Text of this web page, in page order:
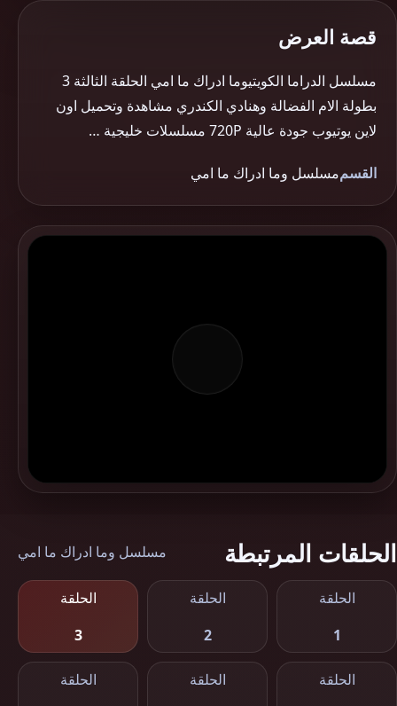
قصة العرض
مسلسل الدراما الكويتيوما ادراك ما امي الحلقة الثالثة 3
بطولة الام الفضالة وهنادي الكندري مشاهدة وتحميل اون
لاين يوتيوب جودة عالية 720P مسلسلات خليجية …
القسممسلسل وما ادراك ما امي
الحلقات المرتبطة مسلسل وما ادراك ما امي
الحلقة
1
الحلقة
2
الحلقة
3
الحلقة
الحلقة
الحلقة